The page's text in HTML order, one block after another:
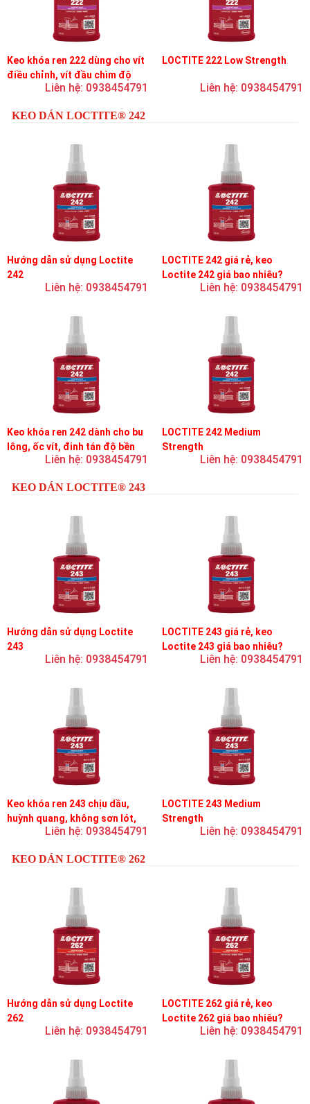
Keo khóa ren 222 dùng cho vít
điều chỉnh, vít đầu chìm độ
bền thấpLiên hệ: 0938454791
LOCTITE 222 Low Strength
Liên hệ: 0938454791
KEO DÁN LOCTITE® 242
Hướng dẫn sử dụng Loctite
242
Liên hệ: 0938454791
LOCTITE 242 giá rẻ, keo
Loctite 242 giá bao nhiêu?
Liên hệ: 0938454791
Keo khóa ren 242 dành cho bu
lông, ốc vít, đinh tán độ bền
trung bình, độ nhớt trung bình
Liên hệ: 0938454791
LOCTITE 242 Medium
Strength
Liên hệ: 0938454791
KEO DÁN LOCTITE® 243
Hướng dẫn sử dụng Loctite
243
Liên hệ: 0938454791
LOCTITE 243 giá rẻ, keo
Loctite 243 giá bao nhiêu?
Liên hệ: 0938454791
Keo khóa ren 243 chịu dầu,
huỳnh quang, không sơn lót,
dễ tháo rời, độ bền trung bình
Liên hệ: 0938454791
LOCTITE 243 Medium
Strength
Liên hệ: 0938454791
KEO DÁN LOCTITE® 262
Hướng dẫn sử dụng Loctite
262
Liên hệ: 0938454791
LOCTITE 262 giá rẻ, keo
Loctite 262 giá bao nhiêu?
Liên hệ: 0938454791